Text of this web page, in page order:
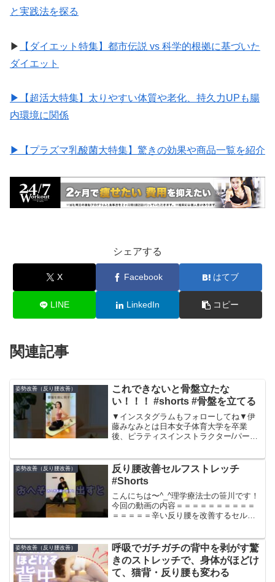
と実践法を探る
▶︎
【ダイエット特集】都市伝説 vs 科学的根拠に基づいた
ダイエット
▶︎【超活大特集】太りやすい体質や老化、持久力UPも腸
内環境に関係
▶︎【プラズマ乳酸菌大特集】驚きの効果や商品一覧を紹介
シェアする
X Facebook はてブ
LINE LinkedIn コピー
関連記事
姿勢改善（反り腰改善）
これできないと骨盤立たな
い！！！ #shorts #骨盤を立てる
▼インスタグラムもフォローしてね▼伊
藤みなみとは日本女子体育大学を卒業
後、ピラティスインストラクター/パーソ
ソナルトレーニングサロンitomii代表。し
なやかに動く...
姿勢改善（反り腰改善）
反り腰改善セルフストレッチ
#Shorts
こんにちは〜^_^理学療法士の笹川です！
今回の動画の内容＝＝＝＝＝＝＝＝＝＝
＝＝＝＝＝辛い反り腰を改善するセルフ
方はこちら【公式LINE】【Twitter】【自
分自身で...
姿勢改善（反り腰改善）
呼吸でガチガチの背中を剥がす驚
きのストレッチで、身体がほどけ
て、猫背・反り腰も変わる